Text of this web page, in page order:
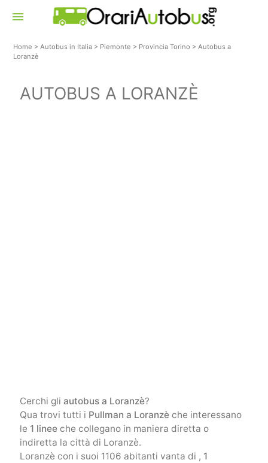
menu
Home >Autobus in Italia > Piemonte > Provincia Torino >Autobus a
Loranzè
AUTOBUS A LORANZÈ
Cerchi gli autobus a Loranzè?
Qua trovi tutti i Pullman a Loranzèche interessano
le 1 lineeche collegano in maniera diretta o
indiretta la città di Loranzè.
Loranzè con i suoi 1106 abitanti vanta di , 1